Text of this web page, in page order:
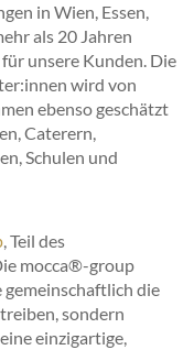
in Wien, Essen,
als 20 Jahren
unsere Kunden. Die
wird von
ebenso geschätzt
Caterern,
Schulen und
, Teil des
mocca®-group
die
sondern
einzigartige,